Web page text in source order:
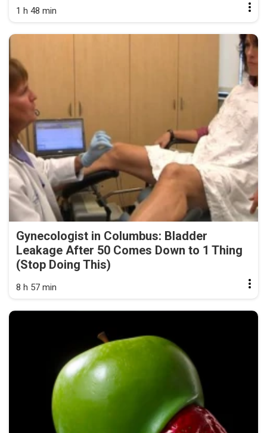
1 h 48 min
Gynecologist in Columbus: Bladder
Leakage After 50 Comes Down to 1 Thing
(Stop Doing This)
8 h 57 min